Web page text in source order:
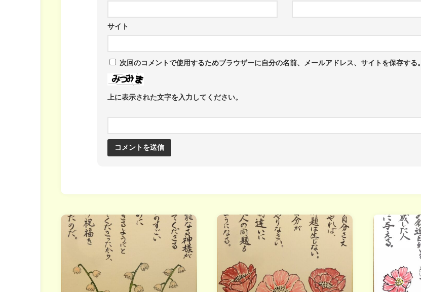
サイト
次回のコメントで使用するためブラウザーに自分の名前、メールアドレス、サイトを保存する。
上に表示された文字を入力してください。